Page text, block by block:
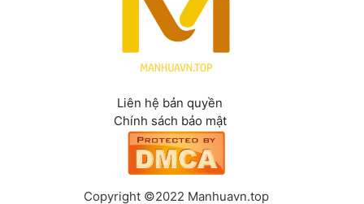
Liên hệ bản quyền
Chính sách bảo mật
Copyright ©2022 Manhuavn.top